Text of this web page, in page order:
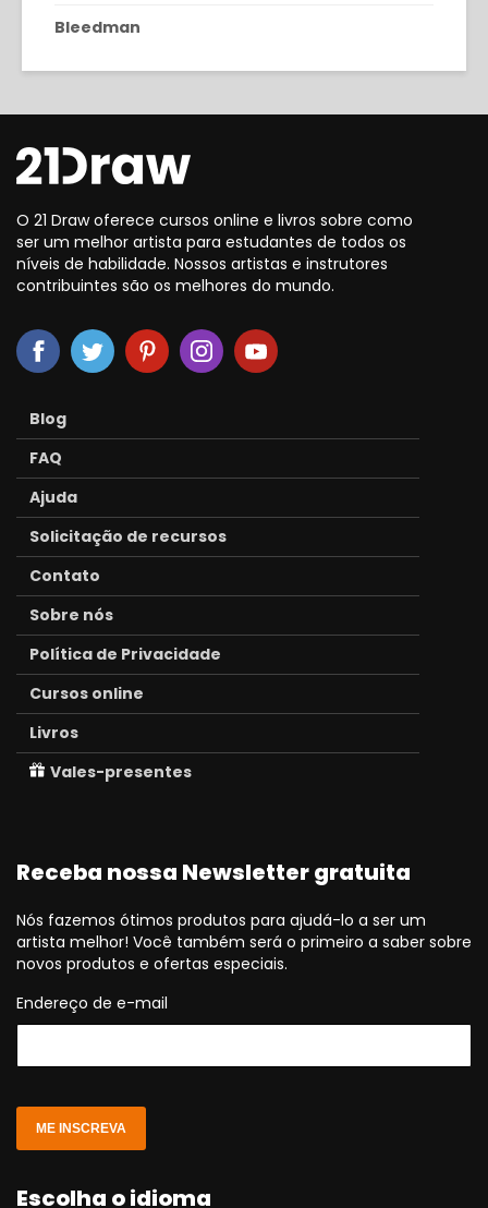
Bleedman
O 21 Draw oferece cursos online e livros sobre como
ser um melhor artista para estudantes de todos os
níveis de habilidade. Nossos artistas e instrutores
contribuintes são os melhores do mundo.
Blog
FAQ
Ajuda
Solicitação de recursos
Contato
Sobre nós
Política de Privacidade
Cursos online
Livros
Vales-presentes
Receba nossa Newsletter gratuita
Nós fazemos ótimos produtos para ajudá-lo a ser um
artista melhor! Você também será o primeiro a saber sobre
novos produtos e ofertas especiais.
Endereço de e-mail
ME INSCREVA
Escolha o idioma